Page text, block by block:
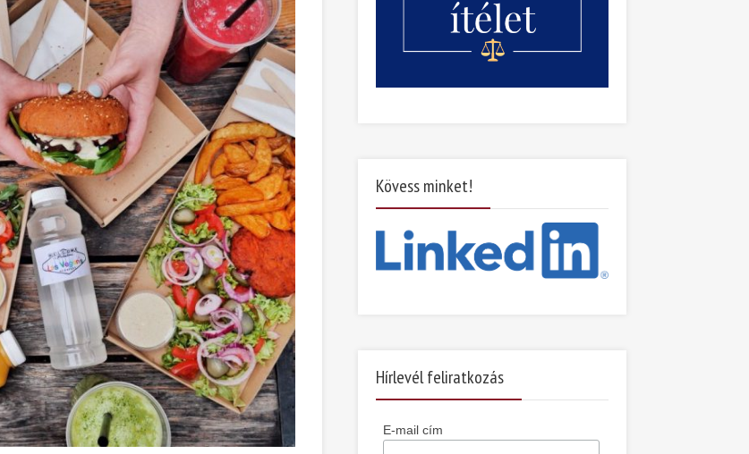
Kövess minket!
Hírlevél feliratkozás
E-mail cím